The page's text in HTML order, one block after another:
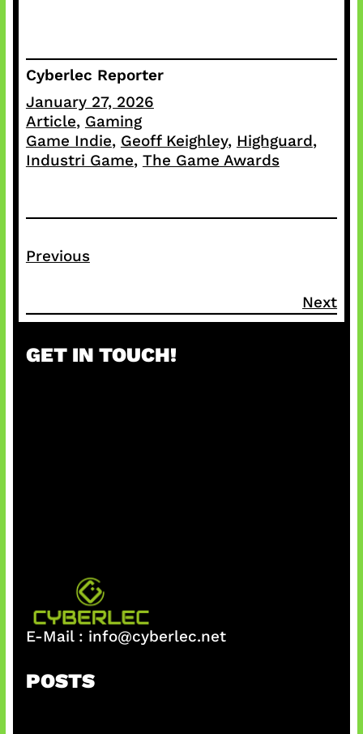
Cyberlec Reporter
January 27, 2026
Article, Gaming
Game Indie, Geoff Keighley, Highguard ,
Industri Game, The Game Awards
Previous
Next
GET IN TOUCH!
E-Mail : info@cyberlec.net
POSTS